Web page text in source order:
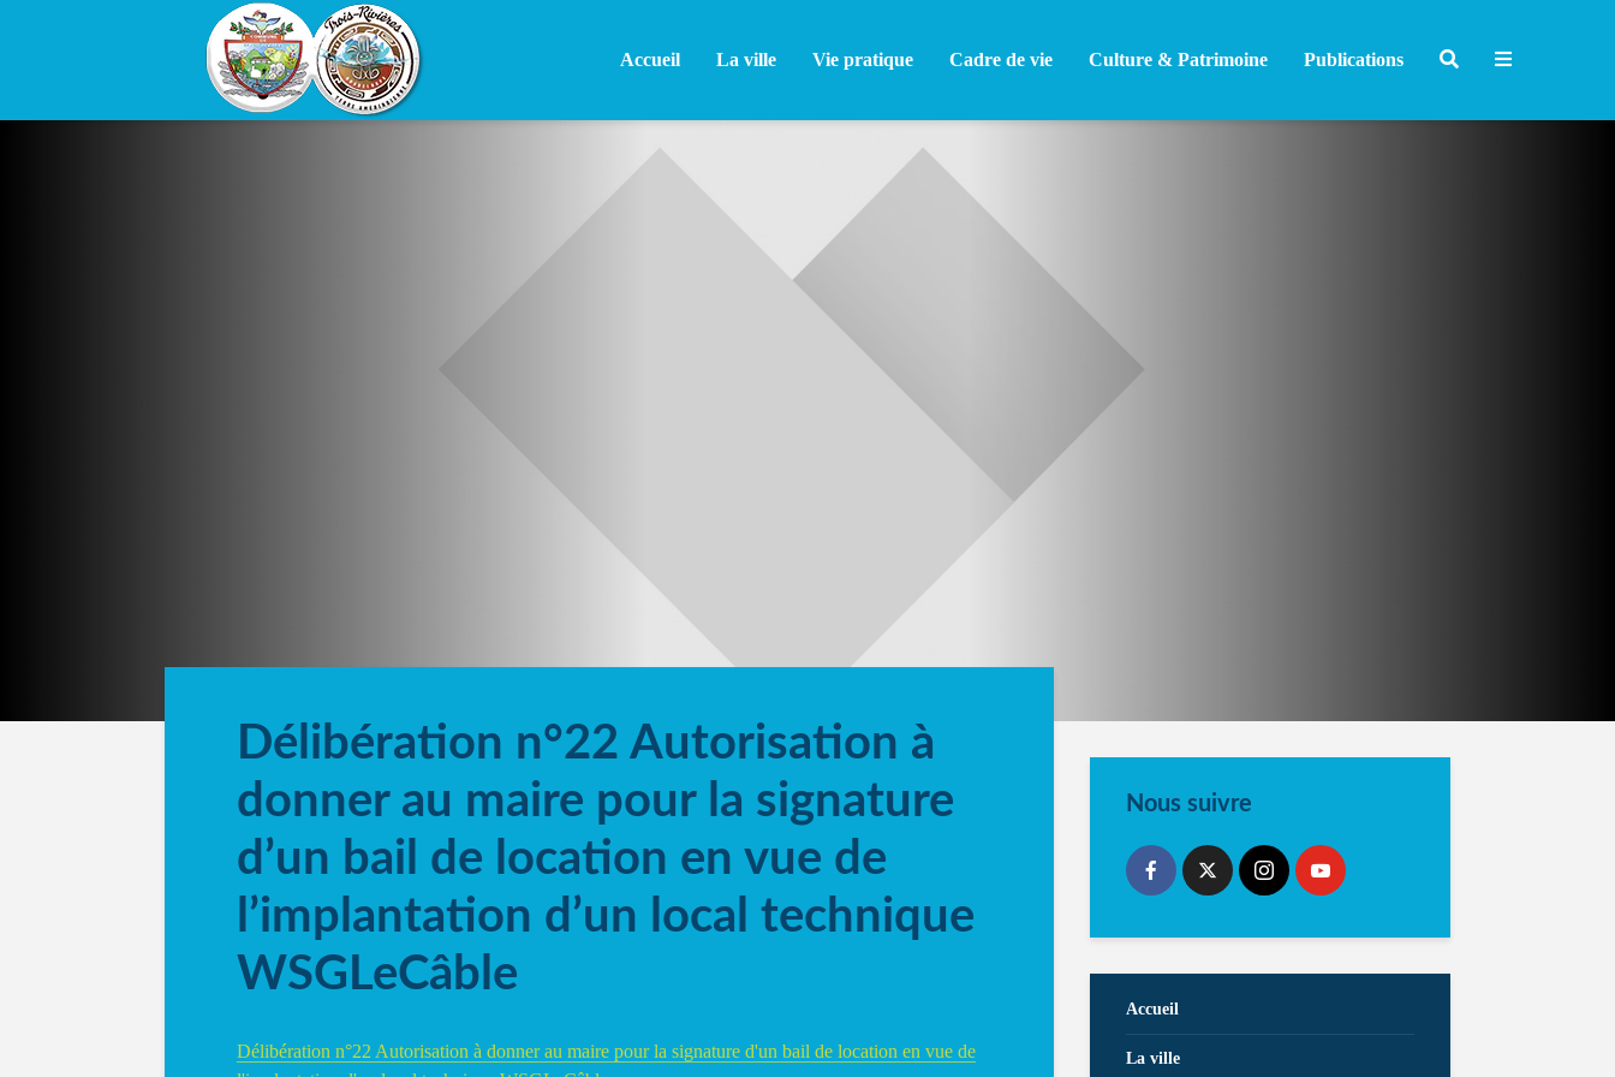
Accueil La ville Vie pratique Cadre de vie Culture & Patrimoine Publications
Délibération n°22 Autorisation à
donner au maire pour la signature
d’un bail de location en vue de
l’implantation d’un local technique
WSGLeCâble
Délibération n°22 Autorisation à donner au maire pour la signature d'un bail de location en vue de
Nous suivre
Accueil
La ville